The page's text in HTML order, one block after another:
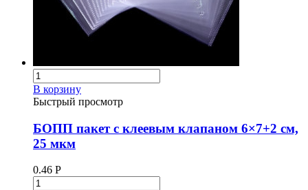
В корзину
Быстрый просмотр
БОПП пакет с клеевым клапаном 6×7+2 см,
25 мкм
0.46 Р